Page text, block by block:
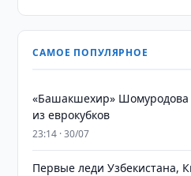
САМОЕ ПОПУЛЯРНОЕ
«Башакшехир»
из еврокубков
23:14 · 30/07
Первые леди Узбекистана,